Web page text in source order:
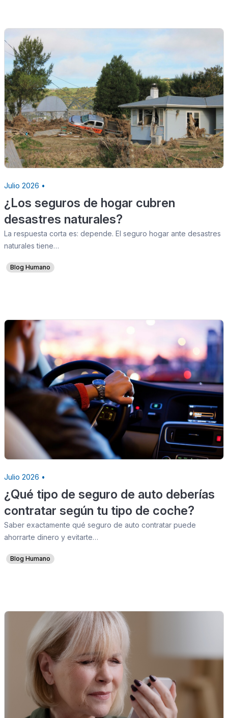
Julio 2026 •
¿Los seguros de hogar cubren
desastres naturales?
La respuesta corta es: depende. El seguro hogar ante desastres
naturales tiene…
Blog Humano
Julio 2026 •
¿Qué tipo de seguro de auto deberías
contratar según tu tipo de coche?
Saber exactamente qué seguro de auto contratar puede
ahorrarte dinero y evitarte…
Blog Humano